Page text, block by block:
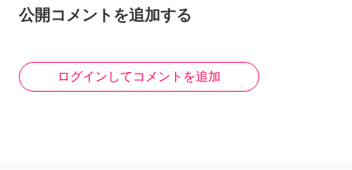
公開コメントを追加する
ログインしてコメントを追加